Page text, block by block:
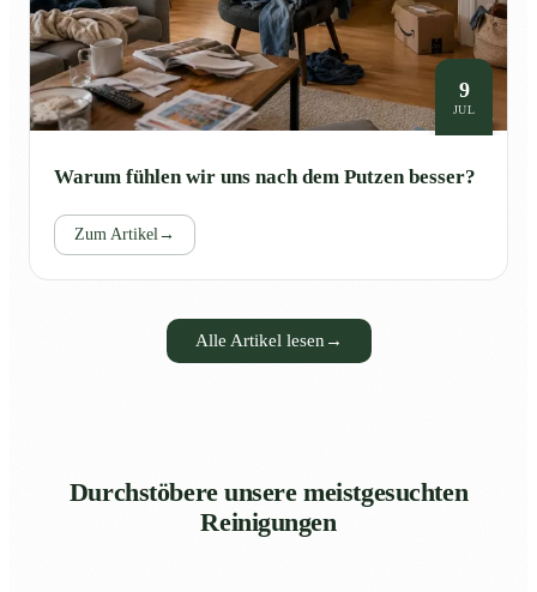
9
JUL
Warum fühlen wir uns nach dem Putzen besser?
Zum Artikel→
Alle Artikel lesen →
Durchstöbere unsere meistgesuchten
Reinigungen